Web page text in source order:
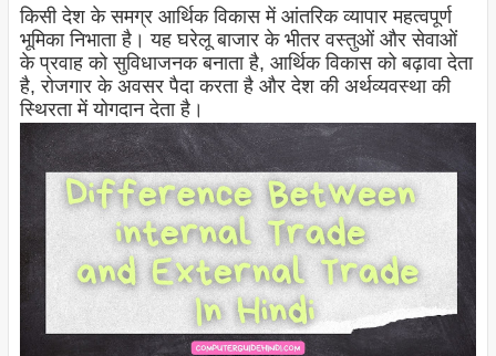
किसी देश के समग्र आर्थिक विकास में आंतरिक व्यापार महत्वपूर्ण
भूमिका निभाता है। यह घरेलू बाजार के भीतर वस्तुओं और सेवाओं
के प्रवाह को सुविधाजनक बनाता है, आर्थिक विकास को बढ़ावा देता
है, रोजगार के अवसर पैदा करता है और देश की अर्थव्यवस्था की
स्थिरता में योगदान देता है।